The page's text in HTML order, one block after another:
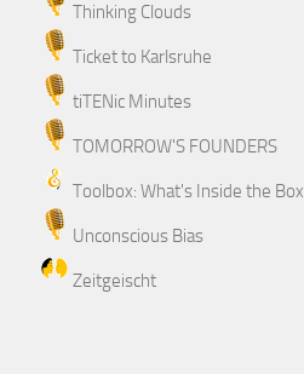
Thinking Clouds
Ticket to Karlsruhe
tiTENic Minutes
TOMORROW'S FOUNDERS
Toolbox: What's Inside the Box
Unconscious Bias
Zeitgeischt